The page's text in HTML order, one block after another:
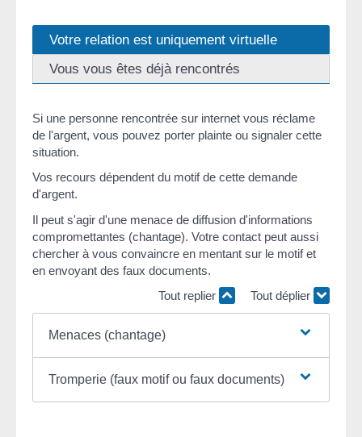
Votre relation est uniquement virtuelle
Vous vous êtes déjà rencontrés
Si une personne rencontrée sur internet vous réclame
de l'argent, vous pouvez porter plainte ou signaler cette
situation.
Vos recours dépendent du motif de cette demande
d'argent.
Il peut s'agir d'une menace de diffusion d'informations
compromettantes (chantage). Votre contact peut aussi
chercher à vous convaincre en mentant sur le motif et
en envoyant des faux documents.
Tout replier
Tout déplier
Menaces (chantage)
Tromperie (faux motif ou faux documents)